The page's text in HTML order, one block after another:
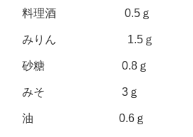
料理酒 0.5ｇ
みりん 1.5ｇ
砂糖 0.8ｇ
みそ 3ｇ
油 0.6ｇ